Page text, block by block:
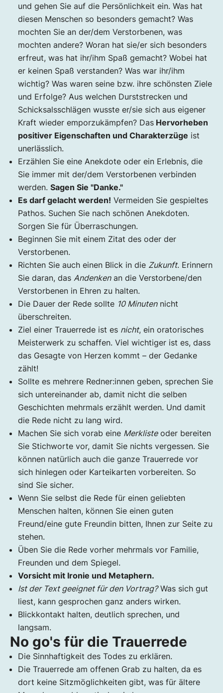
und gehen Sie auf die Persönlichkeit ein. Was hat
diesen Menschen so besonders gemacht? Was
mochten Sie an der/dem Verstorbenen, was
mochten andere? Woran hat sie/er sich besonders
erfreut, was hat ihr/ihm Spaß gemacht? Wobei hat
er keinen Spaß verstanden? Was war ihr/ihm
wichtig? Was waren seine bzw. ihre schönsten Ziele
und Erfolge? Aus welchen Durststrecken und
Schicksalsschlägen wusste er/sie sich aus eigener
Kraft wieder emporzukämpfen? Das Hervorheben
positiver Eigenschaften und Charakterzüge ist
unerlässlich.
Erzählen Sie eine Anekdote oder ein Erlebnis, die
Sie immer mit der/dem Verstorbenen verbinden
werden. Sagen Sie "Danke."
Es darf gelacht werden! Vermeiden Sie gespieltes
Pathos. Suchen Sie nach schönen Anekdoten.
Sorgen Sie für Überraschungen.
Beginnen Sie mit einem Zitat des oder der
Verstorbenen.
Richten Sie auch einen Blick in die Zukunft. Erinnern
Sie daran, das Andenkenan die Verstorbene/den
Verstorbenen in Ehren zu halten.
Die Dauer der Rede sollte 10 Minutennicht
überschreiten.
Ziel einer Trauerrede ist es nicht, ein oratorisches
Meisterwerk zu schaffen. Viel wichtiger ist es, dass
das Gesagte von Herzen kommt – der Gedanke
zählt!
Sollte es mehrere Redner:innen geben, sprechen Sie
sich untereinander ab, damit nicht die selben
Geschichten mehrmals erzählt werden. Und damit
die Rede nicht zu lang wird.
Machen Sie sich vorab eine Merklisteoder bereiten
Sie Stichworte vor, damit Sie nichts vergessen. Sie
können natürlich auch die ganze Trauerrede vor
sich hinlegen oder Karteikarten vorbereiten. So
sind Sie sicher.
Wenn Sie selbst die Rede für einen geliebten
Menschen halten, können Sie einen guten
Freund/eine gute Freundin bitten, Ihnen zur Seite zu
stehen.
Üben Sie die Rede vorher mehrmals vor Familie,
Freunden und dem Spiegel.
Vorsicht mit Ironie und Meta­phern.
Ist der Text geeignet für den Vortrag?Was sich gut
liest, kann gesprochen ganz anders wirken.
Blickkontakt halten, deutlich sprechen, und
langsam.
No go's für die Trauerrede
Die Sinnhaftigkeit des Todes zu erklären.
Die Trauerrede am offenen Grab zu halten, da es
dort keine Sitzmöglichkeiten gibt, was für ältere